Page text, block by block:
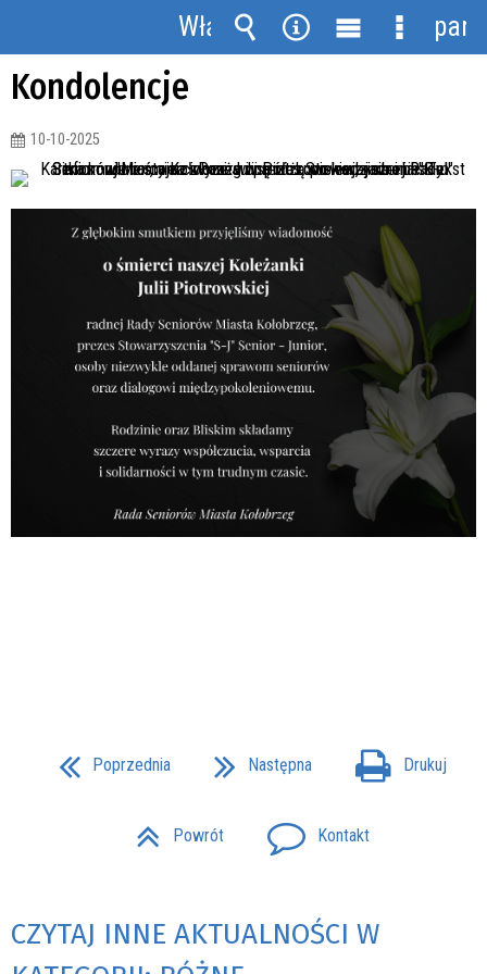
Kondolencje
10-10-2025
Poprzednia Następna Drukuj
Powrót Kontakt
CZYTAJ INNE AKTUALNOŚCI W
Włącz
powiadomienia
Wyszukiwarka
Narzędzia
MenuMenu